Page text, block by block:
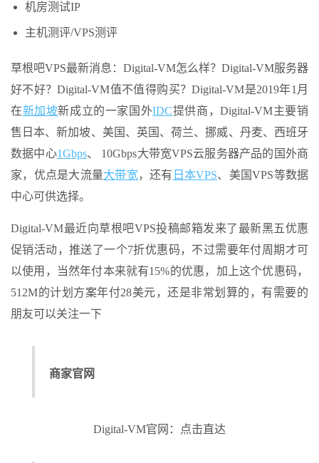
机房测试IP
主机测评/VPS测评
草根吧VPS最新消息：Digital-VM怎么样？Digital-VM服务器
好不好？Digital-VM值不值得购买？Digital-VM是2019年1月
在新加坡新成立的一家国外IDC提供商，Digital-VM主要销
售日本、新加坡、美国、英国、荷兰、挪威、丹麦、西班牙
数据中心1Gbps、 10Gbps大带宽VPS云服务器产品的国外商
家，优点是大流量大带宽，还有 日本VPS、美国VPS等数据
中心可供选择。
Digital-VM最近向草根吧VPS投稿邮箱发来了最新黑五优惠
促销活动，推送了一个7折优惠码，不过需要年付周期才可
以使用，当然年付本来就有15%的优惠，加上这个优惠码，
512M的计划方案年付28美元，还是非常划算的，有需要的
朋友可以关注一下
商家官网
Digital-VM官网：点击直达